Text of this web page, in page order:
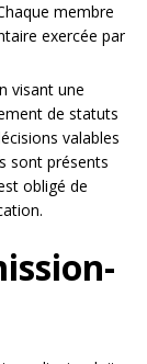
membre
exercée par
visant une
de statuts
valables
sont présents
obligé de